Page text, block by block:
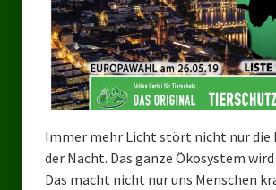
Ratsgruppe TIERSCHUTZ GUT
Ratsgruppe DKP / TIERSCHUTZ Bottrop
Kreistagsgruppe TIERSCHUTZ hier!
Wahlen
Kommunalwahl Nordrhein-Westfalen 2025
Immer mehr Licht stört nicht nur die
der Nacht. Das ganze Ökosystem
Das macht nicht nur uns Menschen